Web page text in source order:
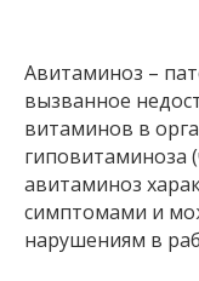
Авитаминоз –
вызванное
витаминов в
гиповитаминоза
авитаминоз
симптомами и
нарушениям в